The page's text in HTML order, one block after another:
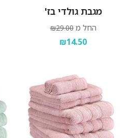
מגבת גולדי בז'
החל מ ₪29.00
₪14.50